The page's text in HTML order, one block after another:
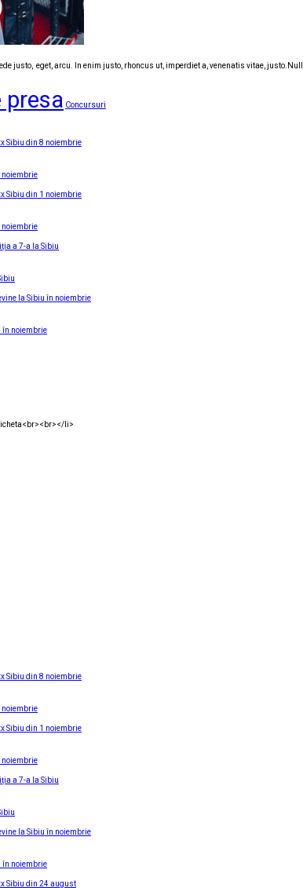
justo, eget, arcu. In enim justo, rhoncus ut, imperdiet a, venenatis vitae,
presa Concursuri
noiembrie
noiembrie
în noiembrie
li>
noiembrie
noiembrie
în noiembrie